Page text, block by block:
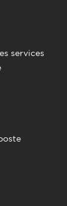
services